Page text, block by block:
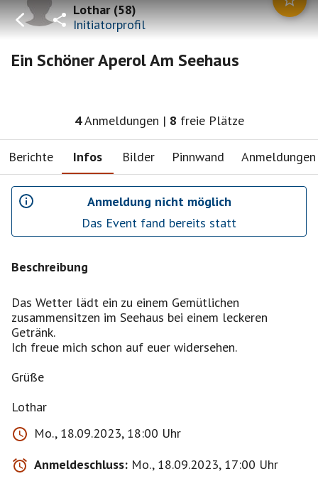
Lothar(58)
Initiatorprofil
Ein Schöner Aperol Am Seehaus
4Anmeldungen | 8 freie Plätze
Berichte Infos Bilder Pinnwand Anmeldungen
Anmeldung nicht möglich
Das Event fand bereits statt
Beschreibung
Das Wetter lädt ein zu einem Gemütlichen
zusammensitzen im Seehaus bei einem leckeren
Getränk.
Ich freue mich schon auf euer widersehen.
Grüße
Mo., 18.09.2023, 18:00 Uhr
Anmeldeschluss: Mo., 18.09.2023, 17:00 Uhr